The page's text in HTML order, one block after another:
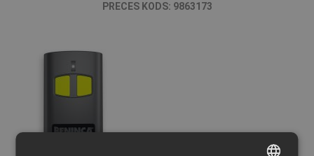
PRECES KODS: 9863173